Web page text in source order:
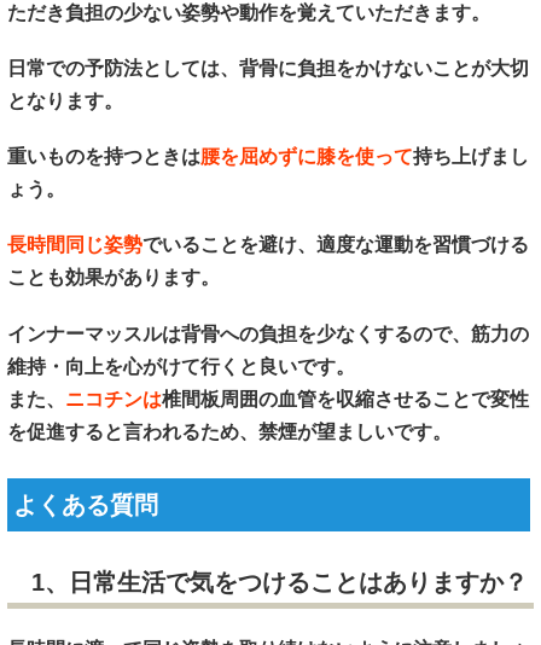
ただき負担の少ない姿勢や動作を覚えていただきます。
日常での予防法としては、背骨に負担をかけないことが大切
となります。
重いものを持つときは腰を屈めずに膝を使って持ち上げまし
ょう。
長時間同じ姿勢でいることを避け、適度な運動を習慣づける
ことも効果があります。
インナーマッスルは背骨への負担を少なくするので、筋力の
維持・向上を心がけて行くと良いです。
また、 ニコチンは椎間板周囲の血管を収縮させることで変性
を促進すると言われるため、禁煙が望ましいです。
よくある質問
1、日常生活で気をつけることはありますか？